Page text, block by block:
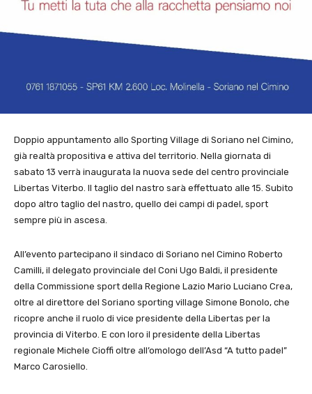
Doppio appuntamento allo Sporting Village di Soriano nel Cimino,
già realtà propositiva e attiva del territorio. Nella giornata di
sabato 13 verrà inaugurata la nuova sede del centro provinciale
Libertas Viterbo. Il taglio del nastro sarà effettuato alle 15. Subito
dopo altro taglio del nastro, quello dei campi di padel, sport
sempre più in ascesa.
All’evento partecipano il sindaco di Soriano nel Cimino Roberto
Camilli, il delegato provinciale del Coni Ugo Baldi, il presidente
della Commissione sport della Regione Lazio Mario Luciano Crea,
oltre al direttore del Soriano sporting village Simone Bonolo, che
ricopre anche il ruolo di vice presidente della Libertas per la
provincia di Viterbo. E con loro il presidente della Libertas
regionale Michele Cioffi oltre all’omologo dell’Asd “A tutto padel”
Marco Carosiello.